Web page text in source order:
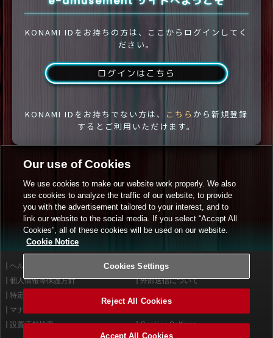
KONAMI IDをお持ちの方は、ここからログインしてく
ださい。
ログインはこちら
KONAMI IDをお持ちでない方は、 こちら から新規登録
するとご利用いただけます。
ヘルプ
利用規約
個人情報等保護方針
外部送信について
特定商取引法に基づく表示
マナー＆ルール
設置店舗検索
Cookies Settings
Our use of Cookies
We use cookies to make our website work properly. We also
use cookies to analyze the traffic of our website, to provide
you with the advertisement tailored to your interest, and to
link our website to the social media. If you select “Accept All
Cookies”, all of these cookies will be used on our website.
Cookie Notice
Cookies Settings
Reject All Cookies
Accept All Cookies